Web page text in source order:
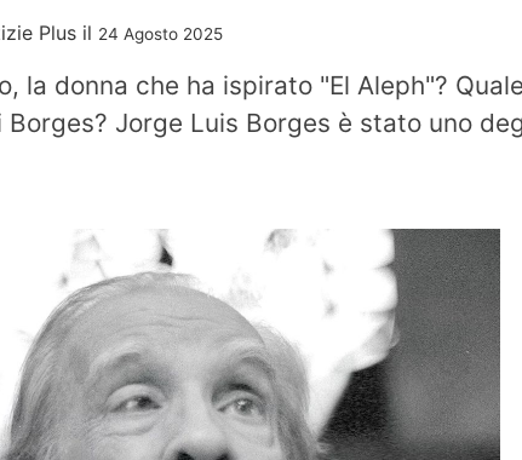
Plus il 24 Agosto 2025
la donna che ha ispirato "El Aleph"?
Borges? Jorge Luis Borges è stato uno